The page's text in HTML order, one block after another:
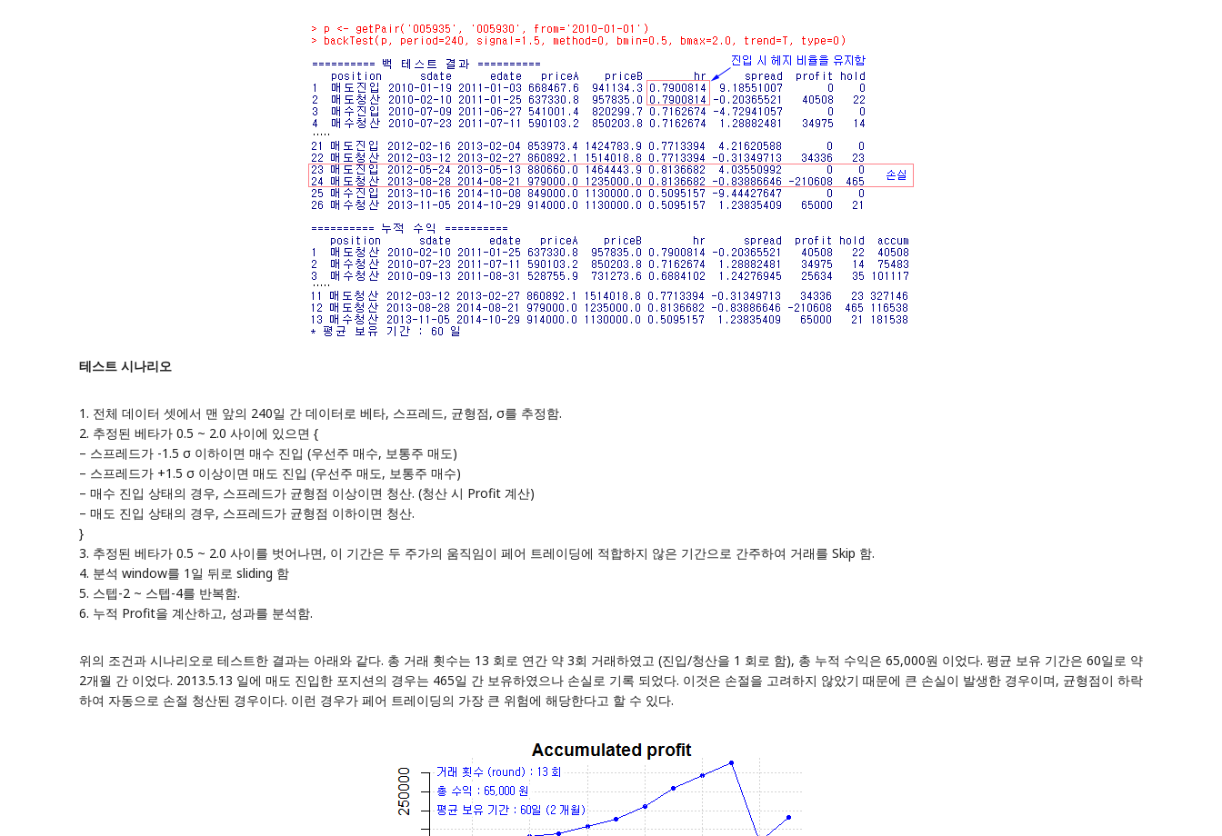
테스트 시나리오
1. 전체 데이터 셋에서 맨 앞의 240일 간 데이터로 베타, 스프레드, 균형점, σ를 추정함.
2. 추정된 베타가 0.5 ~ 2.0 사이에 있으면 {
– 스프레드가 -1.5 σ 이하이면 매수 진입 (우선주 매수, 보통주 매도)
– 스프레드가 +1.5 σ 이상이면 매도 진입 (우선주 매도, 보통주 매수)
– 매수 진입 상태의 경우, 스프레드가 균형점 이상이면 청산. (청산 시 Profit 계산)
– 매도 진입 상태의 경우, 스프레드가 균형점 이하이면 청산.
}
3. 추정된 베타가 0.5 ~ 2.0 사이를 벗어나면, 이 기간은 두 주가의 움직임이 페어 트레이딩에 적합하지 않은 기간으로 간주하여 거래를 Skip 함.
4. 분석 window를 1일 뒤로 sliding 함
5. 스텝-2 ~ 스텝-4를 반복함.
6. 누적 Profit을 계산하고, 성과를 분석함.
위의 조건과 시나리오로 테스트한 결과는 아래와 같다. 총 거래 횟수는 13 회로 연간 약 3회 거래하였고 (진입/청산을 1 회로 함), 총 누적 수익은 65,000원 이었다. 평균 보유 기간은 60일로 약
2개월 간 이었다. 2013.5.13 일에 매도 진입한 포지션의 경우는 465일 간 보유하였으나 손실로 기록 되었다. 이것은 손절을 고려하지 않았기 때문에 큰 손실이 발생한 경우이며, 균형점이 하락
하여 자동으로 손절 청산된 경우이다. 이런 경우가 페어 트레이딩의 가장 큰 위험에 해당한다고 할 수 있다.